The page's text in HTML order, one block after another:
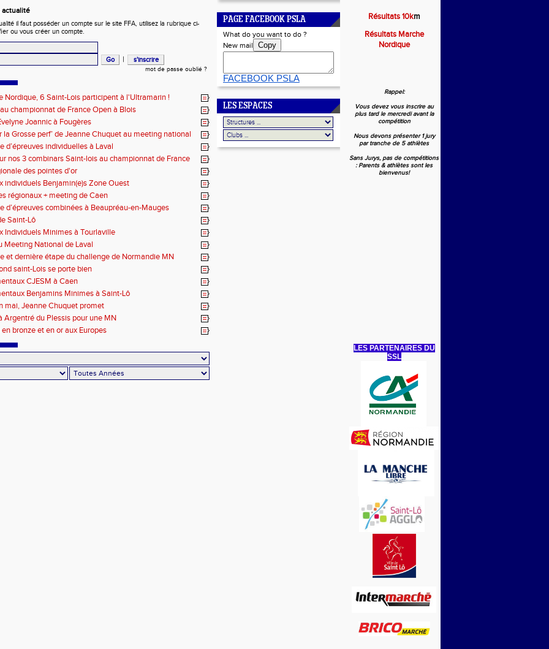
actualité
il faut posséder un compte sur le site FFA, utilisez la rubrique ci-
ou vous créer un compte.
|
mot de passe oublié ?
Nordique, 6 Saint-Lois participent à l'Ultramarin !
championnat de France Open à Blois
Joannic à Fougères
la Grosse perf’ de Jeanne Chuquet au meeting national
d’épreuves individuelles à Laval
nos 3 combinars Saint-lois au championnat de France
en-Provence
des pointes d'or
individuels Benjamin(e)s Zone Ouest
régionaux + meeting de Caen
d’épreuves combinées à Beaupréau-en-Mauges
Saint-Lô
Individuels Minimes à Tourlaville
Meeting National de Laval
et dernière étape du challenge de Normandie MN
saint-Lois se porte bien
CJESM à Caen
Benjamins Minimes à Saint-Lô
mai, Jeanne Chuquet promet
Argentré du Plessis pour une MN
bronze et en or aux Europes
PAGE FACEBOOK PSLA
What do you want to do ?
New mail
Copy
FACEBOOK PSLA
LES ESPACES
Résultats 10km
Résultats Marche
Nordique
Rappel:
Vous devez vous inscrire au
plus tard le mercredi avant la
compétition
Nous devons présenter 1 jury
par tranche de 5 athlètes
Sans Jurys, pas de compétitions
: Parents & athlètes sont les
bienvenus!
LES PARTENAIRES DU
SSL